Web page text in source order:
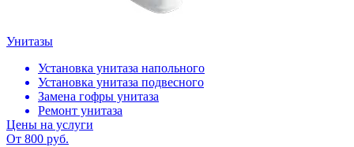
Унитазы
Установка унитаза напольного
Установка унитаза подвесного
Замена гофры унитаза
Ремонт унитаза
Цены на услуги
От 800 руб.